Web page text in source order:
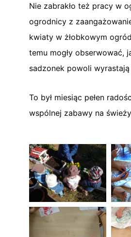
Nie zabrakło też pracy w
ogrodnicy z
kwiaty w żłobkowym
temu mogły obserwować,
sadzonek powoli
To był miesiąc pełen
wspólnej zabawy na